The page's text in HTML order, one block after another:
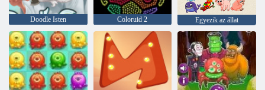
Doodle Isten Coloruid 2 Egyezik az állat